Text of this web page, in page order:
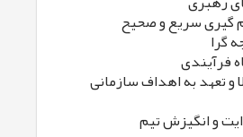
گیری سریع و صحیح
گرا
فرآیندی
و تعهد به اهداف سازمانی
و انگیزش تیم